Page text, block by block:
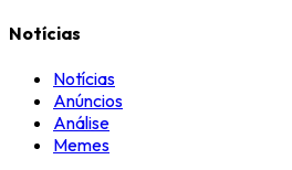
Notícias
Notícias
Anúncios
Análise
Memes